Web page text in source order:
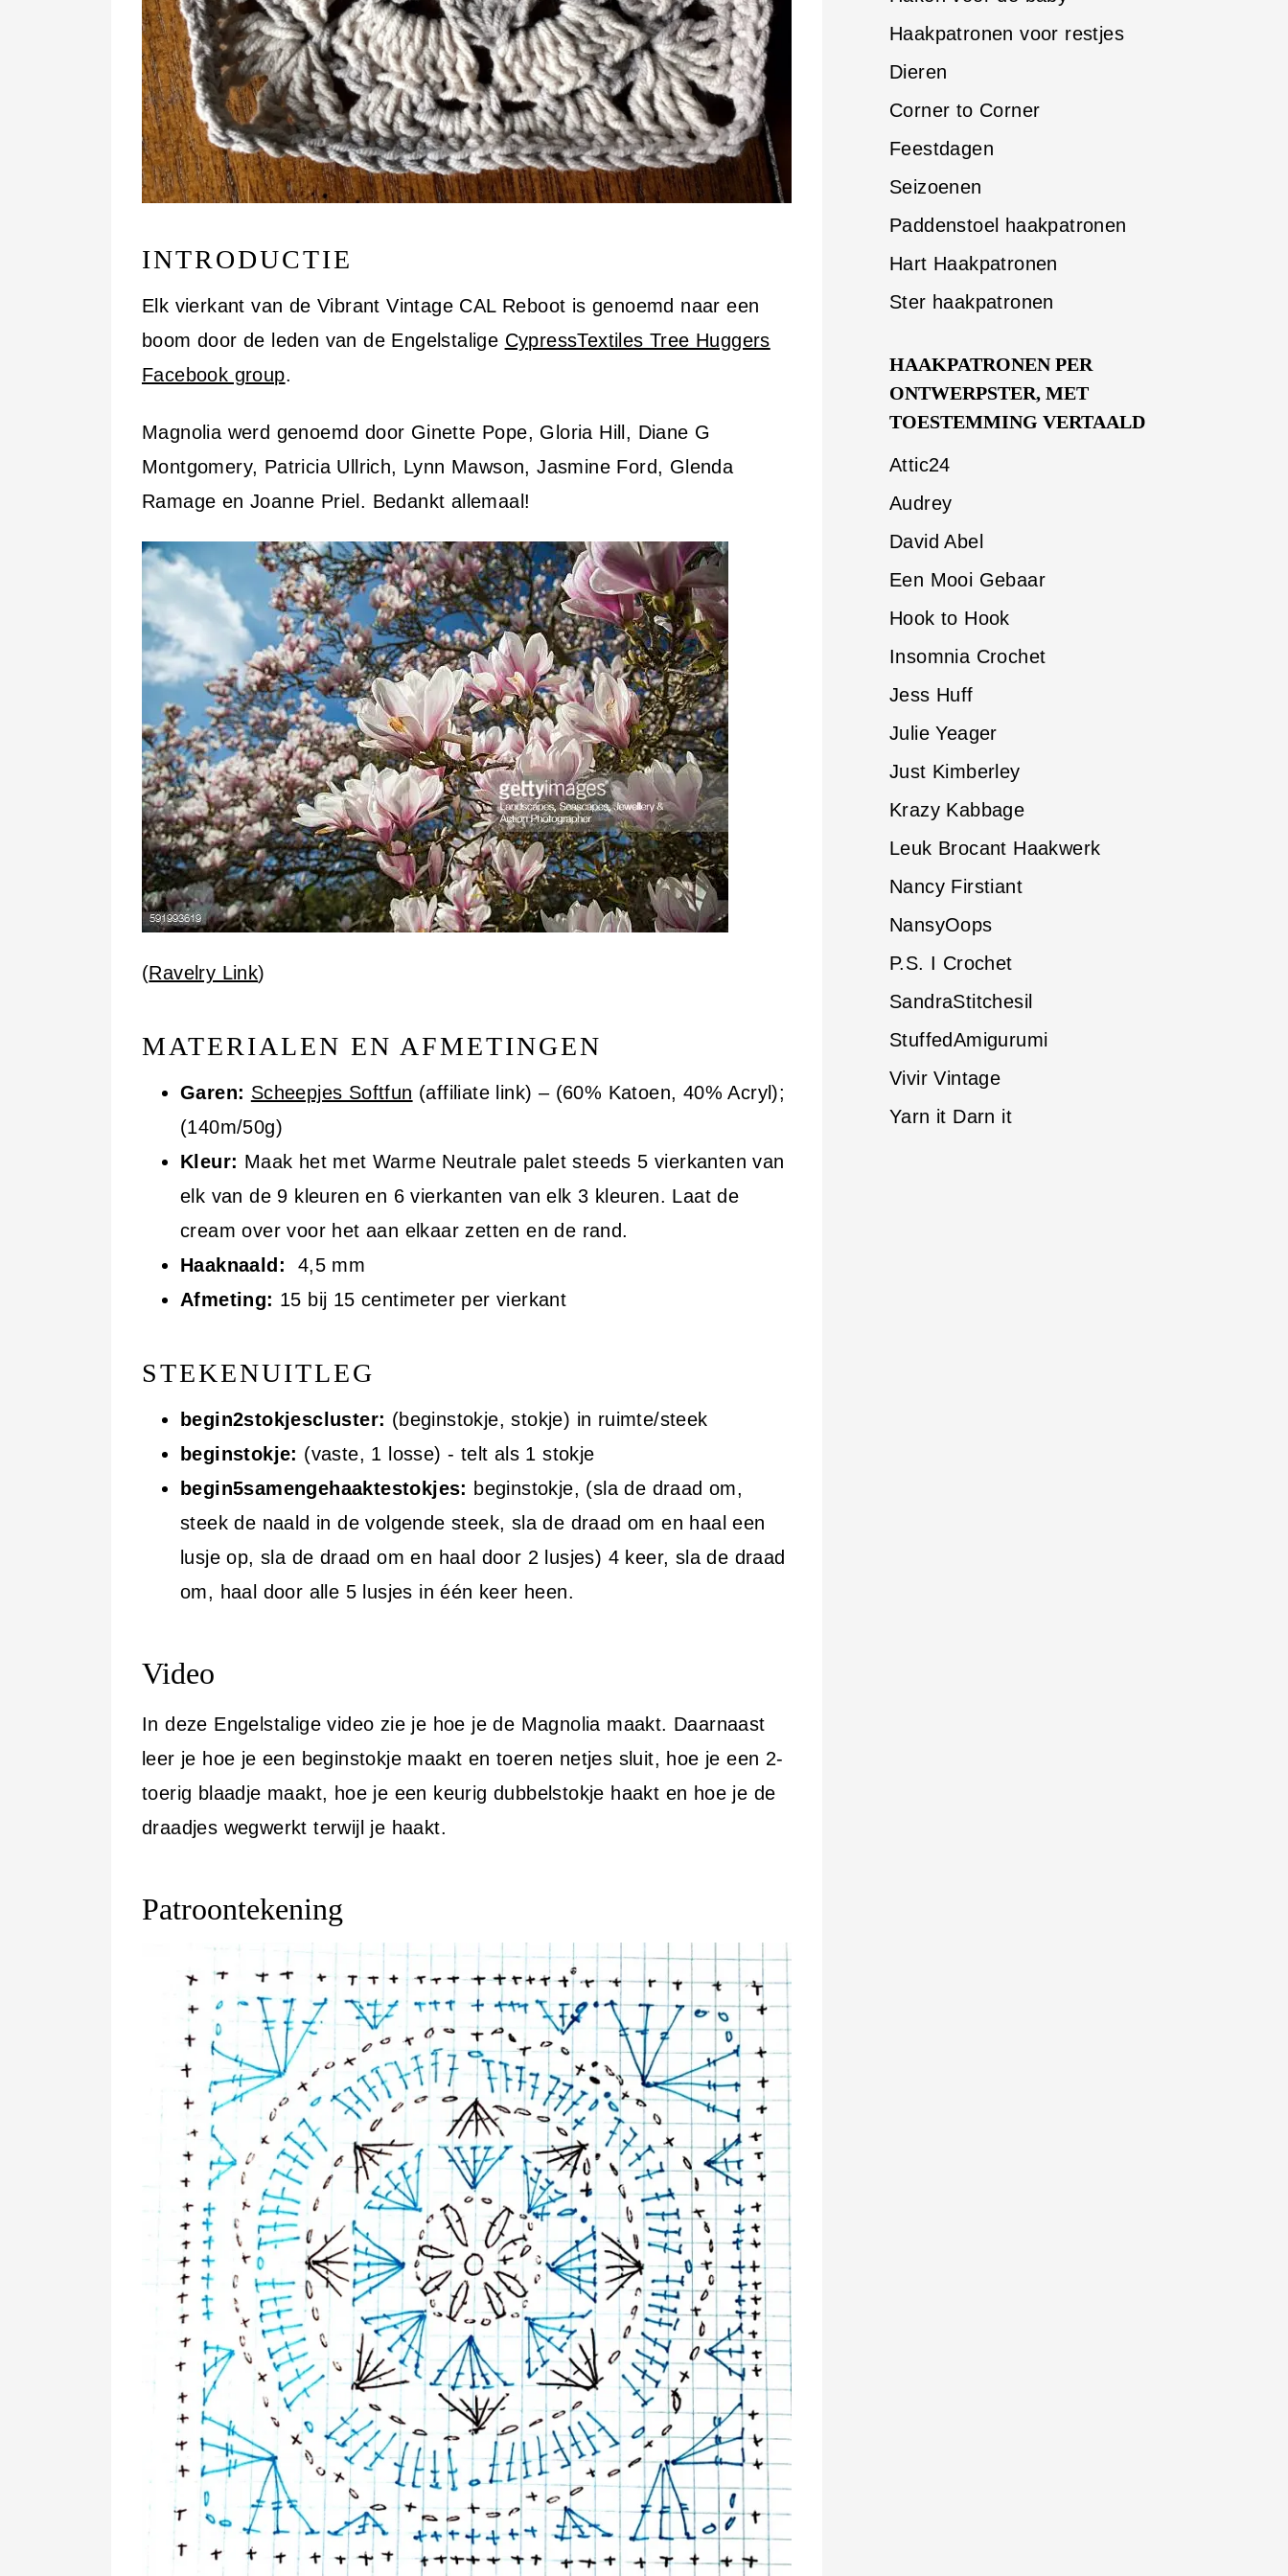
INTRODUCTIE
Elk vierkant van de Vibrant Vintage CAL Reboot is genoemd naar een
boom door de leden van de Engelstalige CypressTextiles Tree Huggers
Facebook group.
Magnolia werd genoemd door Ginette Pope, Gloria Hill, Diane G
Montgomery, Patricia Ullrich, Lynn Mawson, Jasmine Ford, Glenda
Ramage en Joanne Priel. Bedankt allemaal!
(Ravelry Link)
MATERIALEN EN AFMETINGEN
Garen: Scheepjes Softfun (affiliate link) – (60% Katoen, 40% Acryl);
(140m/50g)
Kleur: Maak het met Warme Neutrale palet steeds 5 vierkanten van
elk van de 9 kleuren en 6 vierkanten van elk 3 kleuren. Laat de
cream over voor het aan elkaar zetten en de rand.
Haaknaald:
4,5 mm
Afmeting: 15 bij 15 centimeter per vierkant
STEKENUITLEG
begin2stokjescluster: (beginstokje, stokje) in ruimte/steek
beginstokje: (vaste, 1 losse) - telt als 1 stokje
begin5samengehaaktestokjes: beginstokje, (sla de draad om,
steek de naald in de volgende steek, sla de draad om en haal een
lusje op, sla de draad om en haal door 2 lusjes) 4 keer, sla de draad
om, haal door alle 5 lusjes in één keer heen.
Video
In deze Engelstalige video zie je hoe je de Magnolia maakt. Daarnaast
leer je hoe je een beginstokje maakt en toeren netjes sluit, hoe je een 2-
toerig blaadje maakt, hoe je een keurig dubbelstokje haakt en hoe je de
draadjes wegwerkt terwijl je haakt.
Patroontekening
Haakpatronen voor restjes
Dieren
Corner to Corner
Feestdagen
Seizoenen
Paddenstoel haakpatronen
Hart Haakpatronen
Ster haakpatronen
HAAKPATRONEN PER
ONTWERPSTER, MET
TOESTEMMING VERTAALD
Attic24
Audrey
David Abel
Een Mooi Gebaar
Hook to Hook
Insomnia Crochet
Jess Huff
Julie Yeager
Just Kimberley
Krazy Kabbage
Leuk Brocant Haakwerk
Nancy Firstiant
NansyOops
P.S. I Crochet
SandraStitchesil
StuffedAmigurumi
Vivir Vintage
Yarn it Darn it